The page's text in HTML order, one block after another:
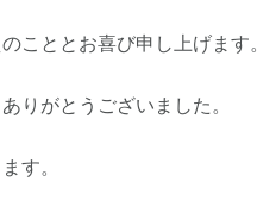
こととお喜び申し上げます。
りがとうございました。
す。